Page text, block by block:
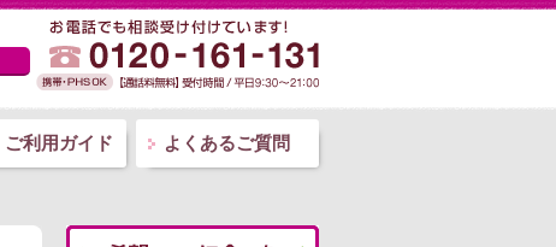
ご利用ガイド よくあるご質問